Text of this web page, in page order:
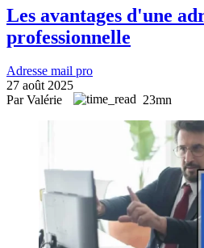
Les avantages d'une
professionnelle
Adresse mail pro
27 août 2025
Par Valérie
23mn